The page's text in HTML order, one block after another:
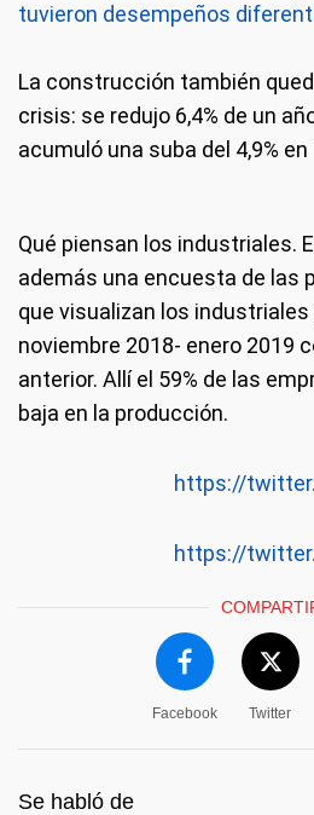
tuvieron desempeños
La construcción también
crisis: se redujo 6,4% de un
acumuló una suba del 4,9%
Qué piensan los industriales.
además una encuesta de las
que visualizan los industriales
noviembre 2018- enero 2019
anterior. Allí el 59% de las
baja en la producción.
https://
https://
Facebook Twitter
Se habló de